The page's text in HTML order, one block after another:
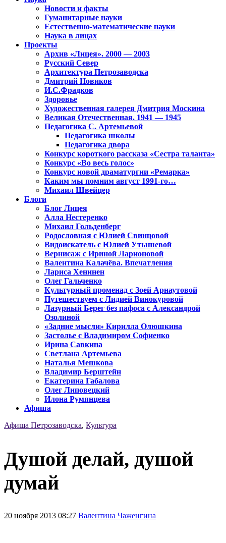
Новости и факты
Гуманитарные науки
Естественно-математические науки
Наука в лицах
Проекты
Архив «Лицея». 2000 — 2003
Русский Север
Архитектура Петрозаводска
Дмитрий Новиков
И.С.Фрадков
Здоровье
Художественная галерея Дмитрия Москина
Великая Отечественная. 1941 — 1945
Педагогика С. Артемьевой
Педагогика школы
Педагогика двора
Конкурс короткого рассказа «Сестра таланта»
Конкурс «Во весь голос»
Конкурс новой драматургии «Ремарка»
Каким мы помним август 1991-го…
Михаил Швейцер
Блоги
Блог Лицея
Алла Нестеренко
Михаил Гольденберг
Родословная с Юлией Свинцовой
Видоискатель с Юлией Утышевой
Вернисаж с Ириной Ларионовой
Валентина Калачёва. Впечатления
Лариса Хенинен
Олег Гальченко
Культурный променад с Зоей Арнаутовой
Путешествуем с Лидией Винокуровой
Лазурный Берег без пафоса с Александрой
Озолиной
«Задние мысли» Кирилла Олюшкина
Застолье с Владимиром Софиенко
Ирина Савкина
Светлана Артемьева
Наталья Мешкова
Владимир Берштейн
Екатерина Габалова
Олег Липовецкий
Илона Румянцева
Афиша
Афиша Петрозаводска, Культура
Душой делай, душой
думай
20 ноября 2013 08:27 Валентина Чаженгина